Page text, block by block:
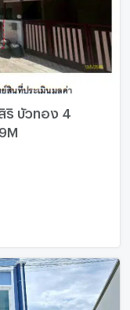
ริ บัวทอง 4